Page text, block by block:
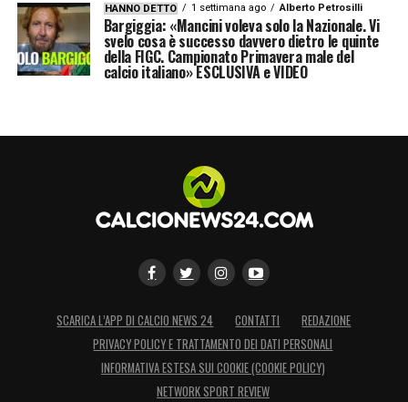
HANNO DETTO 1 settimana ago Alberto Petrosilli
Bargiggia: «Mancini voleva solo la Nazionale. Vi
svelo cosa è successo davvero dietro le quinte
della FIGC. Campionato Primavera male del
calcio italiano» ESCLUSIVA e VIDEO
SCARICA L’APP DI CALCIO NEWS 24 CONTATTI
REDAZIONE
PRIVACY POLICY E TRATTAMENTO DEI DATI PERSONALI
INFORMATIVA ESTESA SUI COOKIE (COOKIE POLICY)
NETWORK SPORT REVIEW